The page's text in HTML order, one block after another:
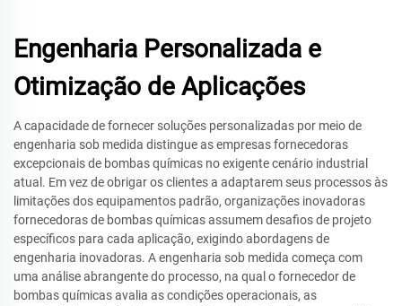
Engenharia Personalizada e
Otimização de Aplicações
A capacidade de fornecer soluções personalizadas por meio de
engenharia sob medida distingue as empresas fornecedoras
excepcionais de bombas químicas no exigente cenário industrial
atual. Em vez de obrigar os clientes a adaptarem seus processos às
limitações dos equipamentos padrão, organizações inovadoras
fornecedoras de bombas químicas assumem desafios de projeto
específicos para cada aplicação, exigindo abordagens de
engenharia inovadoras. A engenharia sob medida começa com
uma análise abrangente do processo, na qual o fornecedor de
bombas químicas avalia as condições operacionais, as